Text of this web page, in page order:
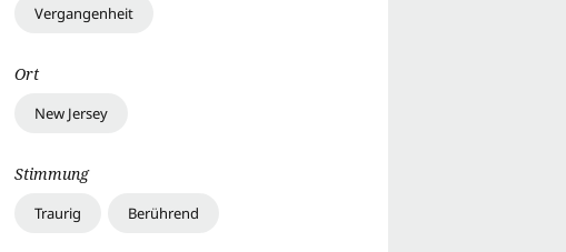
Vergangenheit
Ort
New Jersey
Stimmung
Traurig Berührend